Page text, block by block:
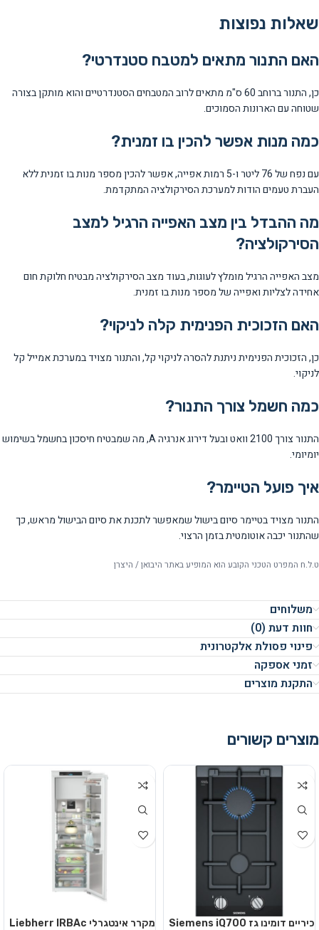
שאלות נפוצות
האם התנור מתאים למטבח סטנדרטי?
כן, התנור ברוחב 60 ס"מ מתאים לרוב המטבחים הסטנדרטיים והוא מותקן בצורה
שטוחה עם הארונות הסמוכים.
כמה מנות אפשר להכין בו זמנית?
עם נפח של 76 ליטר ו-5 רמות אפייה, אפשר להכין מספר מנות בו זמנית ללא
העברת טעמים הודות למערכת הסירקולציה המתקדמת.
מה ההבדל בין מצב האפייה הרגיל למצב
הסירקולציה?
מצב האפייה הרגיל מומלץ לעוגות, בעוד מצב הסירקולציה מבטיח חלוקת חום
אחידה לצליות ואפייה של מספר מנות בו זמנית.
האם הזכוכית הפנימית קלה לניקוי?
כן, הזכוכית הפנימית ניתנת להסרה לניקוי קל, והתנור מצויד במערכת אמייל קל
לניקוי.
כמה חשמל צורך התנור?
התנור צורך 2100 וואט ובעל דירוג אנרגיה A, מה שמבטיח חיסכון בחשמל בשימוש
יומיומי.
איך פועל הטיימר?
התנור מצויד בטיימר סיום בישול שמאפשר לתכנת את סיום הבישול מראש, כך
שהתנור יכבה אוטומטית בזמן הרצוי.
ט.ל.ח המפרט הטכני הקובע הוא המופיע באתר היבואן / היצרן
משלוחים
חוות דעת (0)
פינוי פסולת אלקטרונית
זמני אספקה
התקנת מוצרים
מוצרים קשורים
כיריים דומינו גז Siemens iQ700
מקרר אינטגרלי Liebherr IRBAc